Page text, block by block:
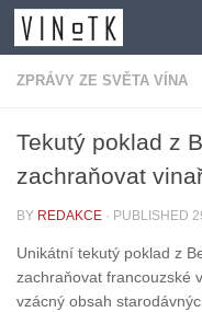
Skip to content
ZPRÁVY ZE SVĚTA VÍNA
Tekutý poklad z
zachraňovat
BY REDAKCE · PUBLISHED
Unikátní tekutý poklad z
zachraňovat francouzské
vzácný obsah